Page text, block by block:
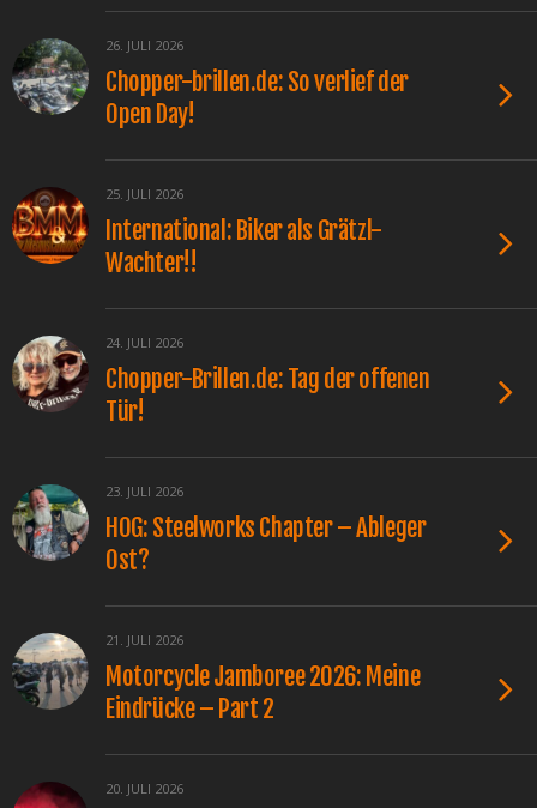
26. JULI 2026
Chopper-brillen.de: So verlief der
Open Day!
25. JULI 2026
International: Biker als Grätzl-
Wachter!!
24. JULI 2026
Chopper-Brillen.de: Tag der offenen
Tür!
23. JULI 2026
HOG: Steelworks Chapter – Ableger
Ost?
21. JULI 2026
Motorcycle Jamboree 2026: Meine
Eindrücke – Part 2
20. JULI 2026